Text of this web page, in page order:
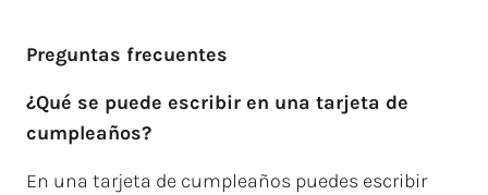
Preguntas frecuentes
¿Qué se puede escribir en una tarjeta de
cumpleaños?
En una tarjeta de cumpleaños puedes escribir